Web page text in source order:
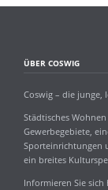
ÜBER COSWIG
Coswig – die junge,
Städtisches
Gewerbegebiete,
Sporteinrichtungen
ein breites
Informieren Sie sich